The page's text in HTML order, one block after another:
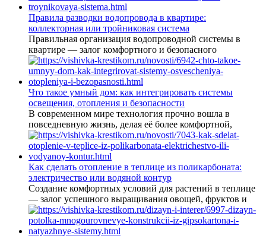
Правила разводки водопровода в квартире:
коллекторная или тройниковая система
Правильная организация водопроводной системы в
квартире — залог комфортного и безопасного
Что такое умный дом: как интегрировать системы
освещения, отопления и безопасности
В современном мире технология прочно вошла в
повседневную жизнь, делая её более комфортной,
Как сделать отопление в теплице из поликарбоната:
электричество или водяной контур
Создание комфортных условий для растений в теплице
— залог успешного выращивания овощей, фруктов и